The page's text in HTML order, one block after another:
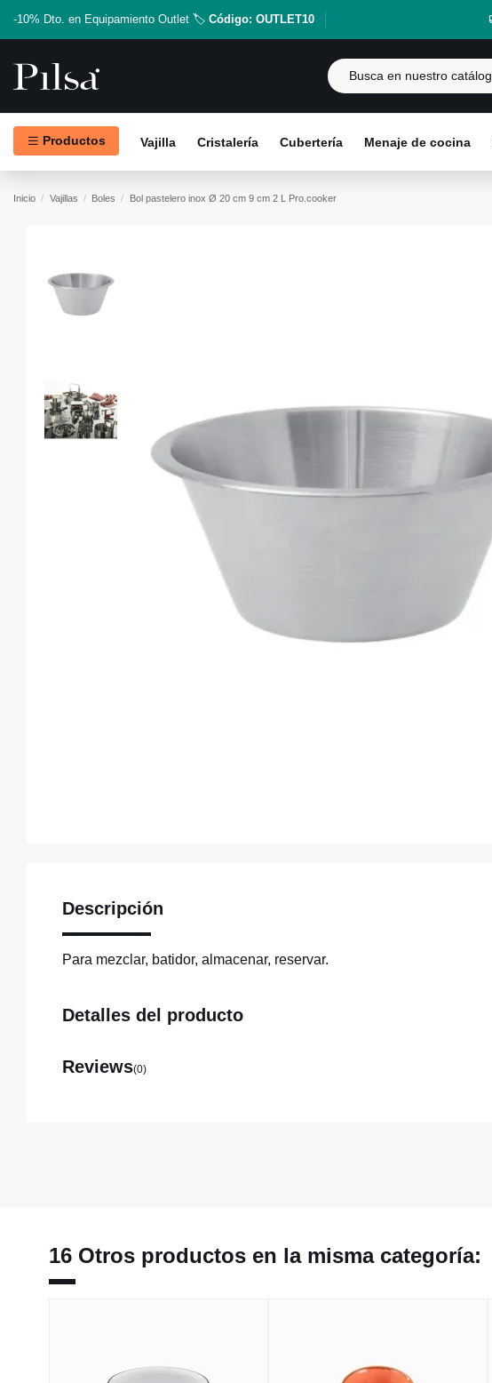
-10% Dto. en Equipamiento Outlet 🏷️ Código: OUTLET10
Productos Vajilla Cristalería Cubertería Menaje de cocina
Inicio Vajillas Boles Bol pastelero inox Ø 20 cm 9 cm 2 L Pro.cooker
Descripción
Para mezclar, batidor, almacenar, reservar.
Detalles del producto
Reviews(0)
16 Otros productos en la misma categoría: